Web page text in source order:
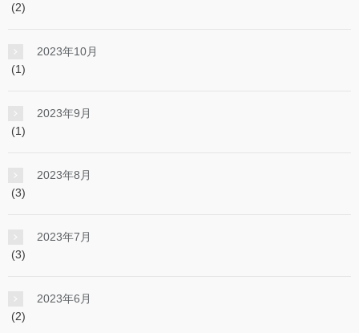
(2)
2023年10月
(1)
2023年9月
(1)
2023年8月
(3)
2023年7月
(3)
2023年6月
(2)